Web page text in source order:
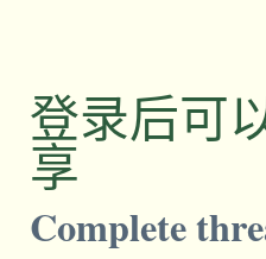
登录后可
享
Complete